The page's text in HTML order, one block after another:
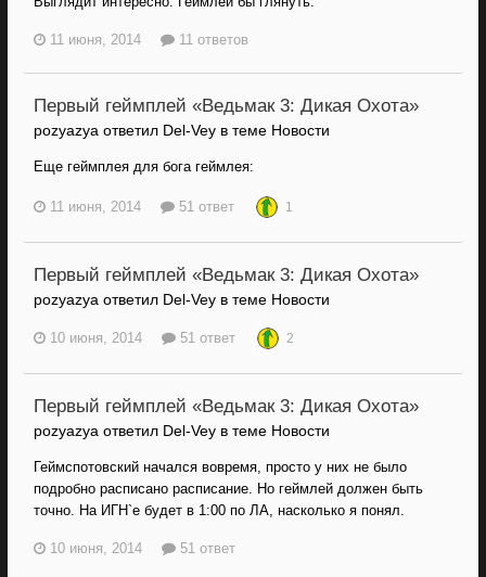
11 июня, 2014 11 ответов
Первый геймплей «Ведьмак 3: Дикая Охота»
pozyazya ответил Del-Vey в теме Новости
Еще геймплея для бога геймлея:
11 июня, 2014 51 ответ 1
Первый геймплей «Ведьмак 3: Дикая Охота»
pozyazya ответил Del-Vey в теме Новости
10 июня, 2014 51 ответ 2
Первый геймплей «Ведьмак 3: Дикая Охота»
pozyazya ответил Del-Vey в теме Новости
Геймспотовский начался вовремя, просто у них не было
подробно расписано расписание. Но геймлей должен быть
точно. На ИГН`е будет в 1:00 по ЛА, насколько я понял.
10 июня, 2014 51 ответ